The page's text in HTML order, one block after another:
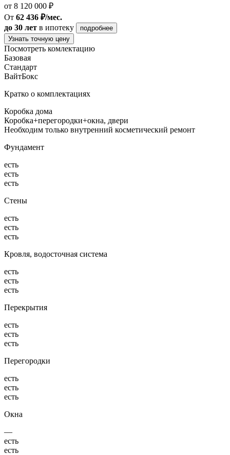
от 8 120 000 ₽
От 62 436 ₽/мес.
до 30 лет в ипотеку
подробнее
Узнать точную цену
Посмотреть комлектацию
Базовая
Стандарт
ВайтБокс
Кратко о комплектациях
Коробка дома
Коробка+перегородки+окна, двери
Необходим только внутренний косметический ремонт
Фундамент
есть
есть
есть
Стены
есть
есть
есть
Кровля, водосточная система
есть
есть
есть
Перекрытия
есть
есть
есть
Перегородки
есть
есть
есть
Окна
—
есть
есть